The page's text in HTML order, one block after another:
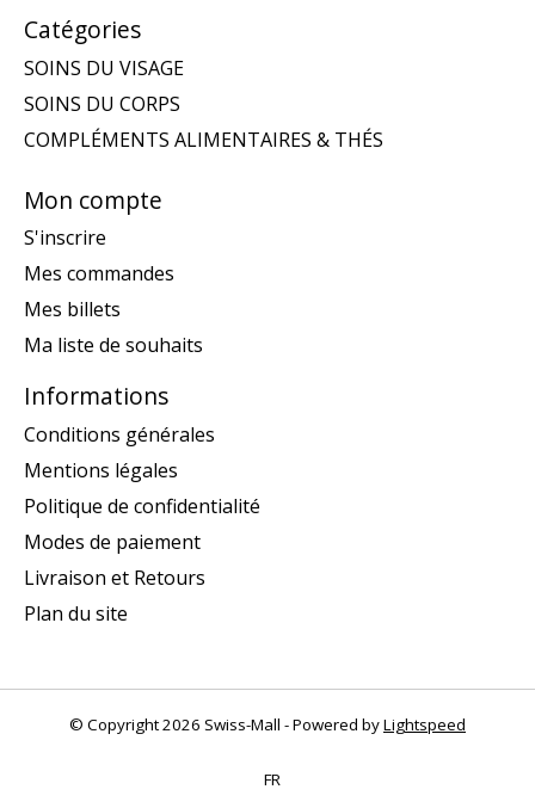
Catégories
SOINS DU VISAGE
SOINS DU CORPS
COMPLÉMENTS ALIMENTAIRES & THÉS
Mon compte
S'inscrire
Mes commandes
Mes billets
Ma liste de souhaits
Informations
Conditions générales
Mentions légales
Politique de confidentialité
Modes de paiement
Livraison et Retours
Plan du site
© Copyright 2026 Swiss-Mall - Powered byLightspeed
FR